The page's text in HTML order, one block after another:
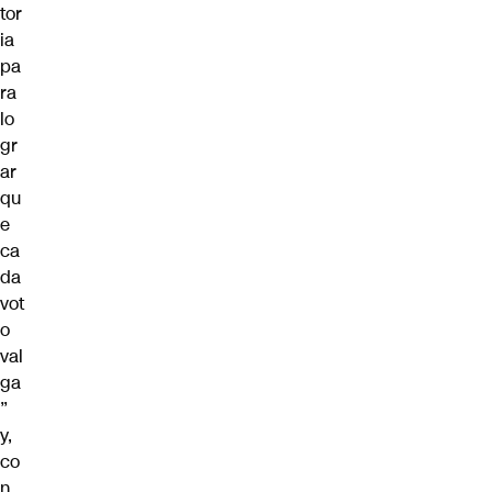
tor
ia
pa
ra
lo
gr
ar
qu
e
ca
da
vot
o
val
ga
”
y,
co